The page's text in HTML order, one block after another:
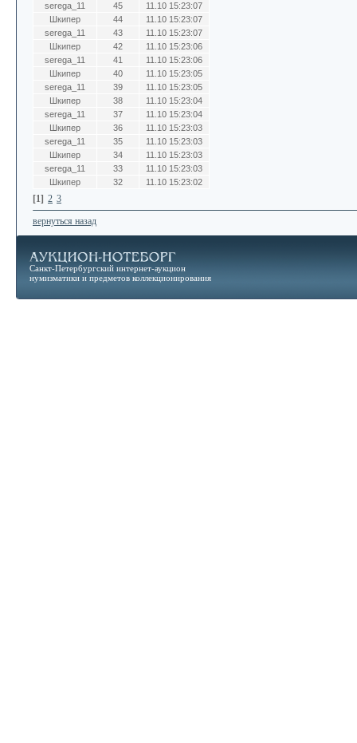
serega_11
45
11.10 15:23:07
Шкипер
44
11.10 15:23:07
serega_11
43
11.10 15:23:07
Шкипер
42
11.10 15:23:06
serega_11
41
11.10 15:23:06
Шкипер
40
11.10 15:23:05
serega_11
39
11.10 15:23:05
Шкипер
38
11.10 15:23:04
serega_11
37
11.10 15:23:04
Шкипер
36
11.10 15:23:03
serega_11
35
11.10 15:23:03
Шкипер
34
11.10 15:23:03
serega_11
33
11.10 15:23:03
Шкипер
32 11.10 15:23:02
[1] 2 3
вернуться назад
Санкт-Петербургский интернет-аукцион
нумизматики и предметов коллекционирования